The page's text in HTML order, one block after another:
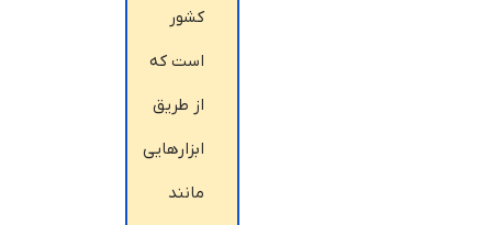
کشور
است که
از طریق
ابزارهایی
مانند